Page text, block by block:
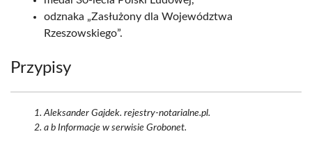
odznaka „Zasłużony dla Województwa
Rzeszowskiego”.
Przypisy
Aleksander Gajdek. rejestry-notarialne.pl.
a b Informacje w serwisie Grobonet.